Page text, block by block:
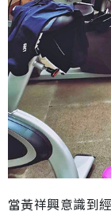
當黃祥興意識到